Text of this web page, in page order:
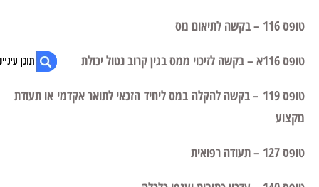
טופס 116 – בקשה לתיאום מס
טופס 116א – בקשה לזיכוי ממס בגין קרוב נטול יכולת
טופס 119 – בקשה להקלה במס ליחיד הזכאי לתואר אקדמי או תעודת
מקצוע
טופס 127 – תעודה רפואית